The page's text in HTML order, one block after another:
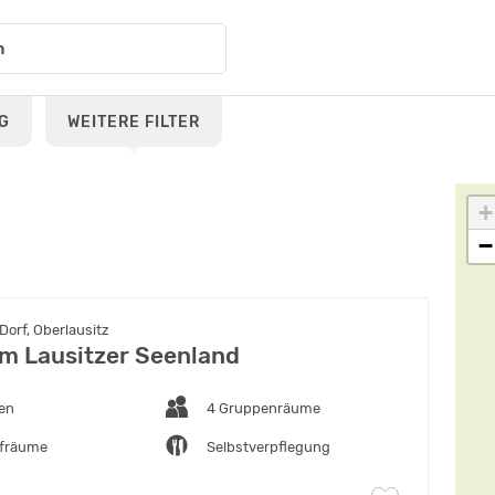
WEITERE FILTER
Oberlausitz
Lausitzer Seenland
4 Gruppenräume
Selbstverpflegung
+
−